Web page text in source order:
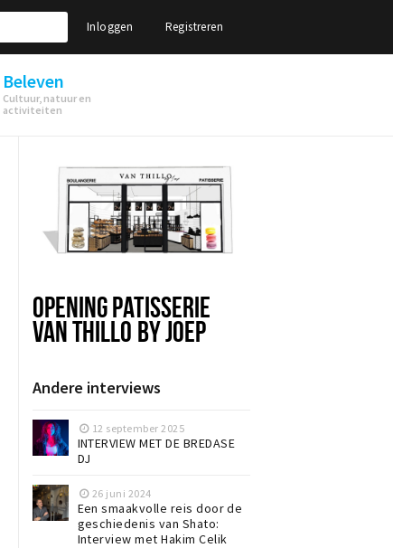
Inloggen Registreren
Beleven
Cultuur, natuur en
activiteiten
OPENING PATISSERIE
VAN THILLO BY JOEP
Andere interviews
12 september 2025
INTERVIEW MET DE BREDASE
DJ
26 juni 2024
Een smaakvolle reis door de
geschiedenis van Shato:
Interview met Hakim Celik